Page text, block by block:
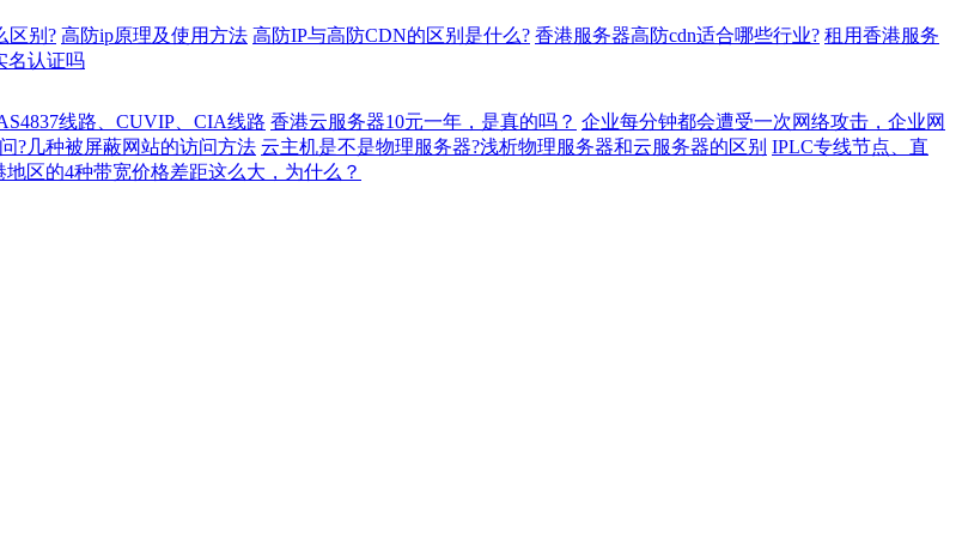
区别? 高防ip原理及使用方法 高防IP与高防CDN的区别是什么? 香港服务器高防cdn适合哪些行业? 租用香港服务
名认证吗
线路、CUVIP、CIA线路 香港云服务器10元一年，是真的吗？ 企业每分钟都会遭受一次网络攻击，企业网
?几种被屏蔽网站的访问方法 云主机是不是物理服务器?浅析物理服务器和云服务器的区别 IPLC专线节点、直
地区的4种带宽价格差距这么大，为什么？